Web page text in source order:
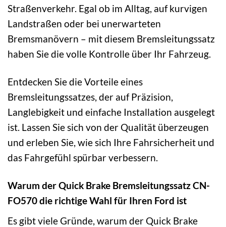
Straßenverkehr. Egal ob im Alltag, auf kurvigen
Landstraßen oder bei unerwarteten
Bremsmanövern – mit diesem Bremsleitungssatz
haben Sie die volle Kontrolle über Ihr Fahrzeug.
Entdecken Sie die Vorteile eines
Bremsleitungssatzes, der auf Präzision,
Langlebigkeit und einfache Installation ausgelegt
ist. Lassen Sie sich von der Qualität überzeugen
und erleben Sie, wie sich Ihre Fahrsicherheit und
das Fahrgefühl spürbar verbessern.
Warum der Quick Brake Bremsleitungssatz CN-
FO570 die richtige Wahl für Ihren Ford ist
Es gibt viele Gründe, warum der Quick Brake